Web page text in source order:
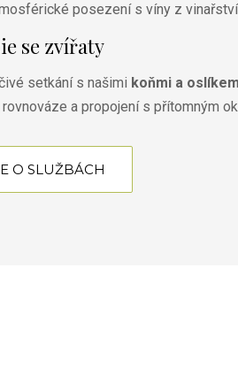
posezení s víny z
se zvířaty
setkání s našimi koňmi a
rovnováze a propojení s přítomným
O SLUŽBÁCH